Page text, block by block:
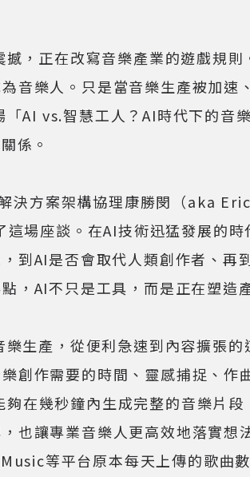
正在改寫音樂產業的遊戲規則
音樂人。只是當音樂生產被加
AI vs.智慧工人？AI時代下的音
係。
方案架構協理康勝閔（aka
場座談。在AI技術迅猛發展的時
到AI是否會取代人類創作者、
，AI不只是工具，而是正在塑造
產，從便利急速到內容擴張的
創作需要的時間、靈感捕捉、
在幾秒鐘內生成完整的音樂片
也讓專業音樂人更高效地落實
等平台原本每天上傳的歌曲